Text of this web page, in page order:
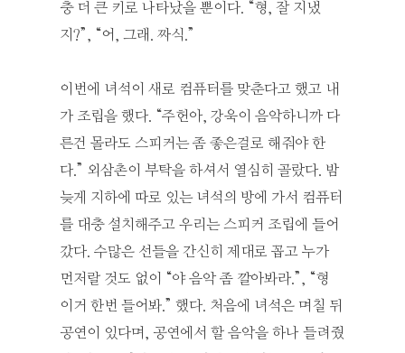
충 더 큰 키로 나타났을 뿐이다. “형, 잘 지냈
지?”, “어, 그래. 짜식.”
이번에 녀석이 새로 컴퓨터를 맞춘다고 했고 내
가 조립을 했다. “주헌아, 강욱이 음악하니까 다
른건 몰라도 스피커는 좀 좋은걸로 해줘야 한
다.” 외삼촌이 부탁을 하셔서 열심히 골랐다. 밤
늦게 지하에 따로 있는 녀석의 방에 가서 컴퓨터
를 대충 설치해주고 우리는 스피커 조립에 들어
갔다. 수많은 선들을 간신히 제대로 꼽고 누가
먼저랄 것도 없이 “야 음악 좀 깔아봐라.”, “형
이거 한번 들어봐.” 했다. 처음에 녀석은 며칠 뒤
공연이 있다며, 공연에서 할 음악을 하나 들려줬